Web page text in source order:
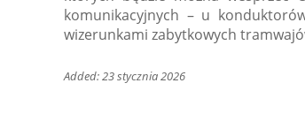
komunikacyjnych – u
wizerunkami zabytkowych
Added: 23 stycznia 2026